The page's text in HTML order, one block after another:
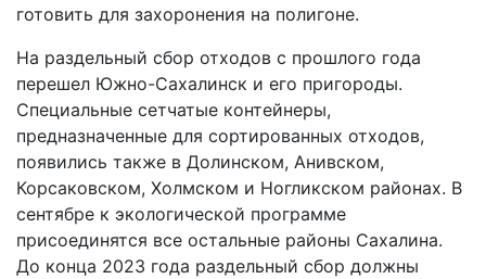
готовить для захоронения на полигоне.
На раздельный сбор отходов с прошлого года
перешел Южно-Сахалинск и его пригороды.
Специальные сетчатые контейнеры,
предназначенные для сортированных отходов,
появились также в Долинском, Анивском,
Корсаковском, Холмском и Ногликском районах. В
сентябре к экологической программе
присоединятся все остальные районы Сахалина.
До конца 2023 года раздельный сбор должны